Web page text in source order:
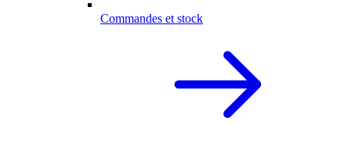
Commandes et stock